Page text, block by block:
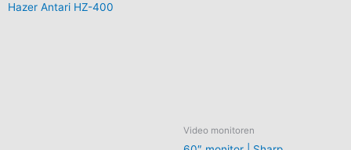
Hazer Antari HZ-400
Video monitoren